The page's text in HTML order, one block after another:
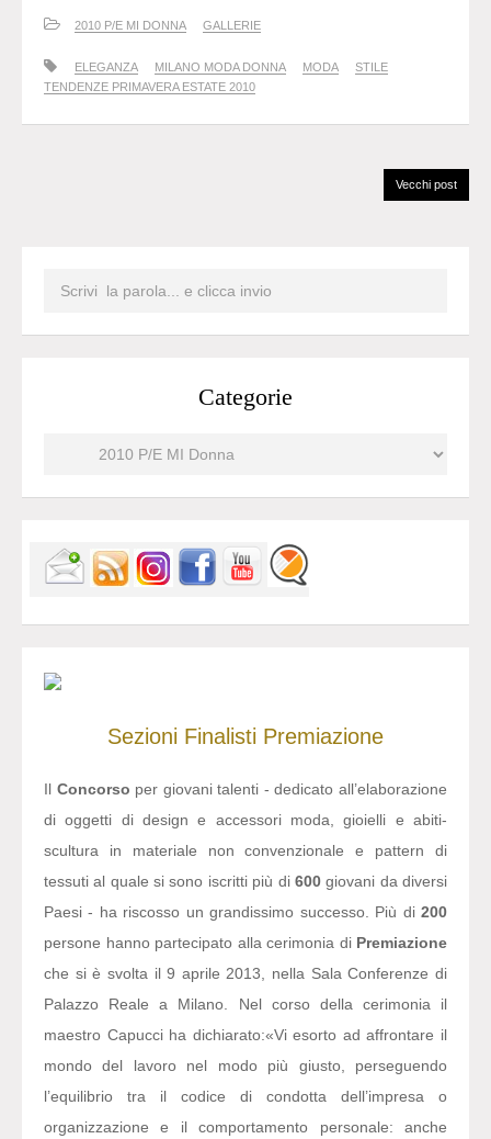
2010 P/E MI DONNA GALLERIE
ELEGANZA MILANO MODA DONNA MODA
STILE
TENDENZE PRIMAVERA ESTATE 2010
Vecchi post
Categorie
Sezioni Finalisti Premiazione
Il Concorso per giovani talenti - dedicato all’elaborazione
di oggetti di design e accessori moda, gioielli e abiti-
scultura in materiale non convenzionale e pattern di
tessuti al quale si sono iscritti più di 600giovani da diversi
Paesi - ha riscosso un grandissimo successo. Più di 200
persone hanno partecipato alla cerimonia di Premiazione
che si è svolta il 9 aprile 2013, nella Sala Conferenze di
Palazzo Reale a Milano. Nel corso della cerimonia il
maestro Capucci ha dichiarato:«Vi esorto ad affrontare il
mondo del lavoro nel modo più giusto, perseguendo
l’equilibrio tra il codice di condotta dell’impresa o
organizzazione e il comportamento personale: anche